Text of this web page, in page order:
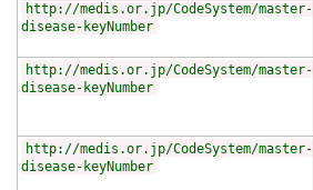
http://medis.or.jp/CodeSystem/master-
disease-keyNumber
http://medis.or.jp/CodeSystem/master-
disease-keyNumber
http://medis.or.jp/CodeSystem/master-
disease-keyNumber